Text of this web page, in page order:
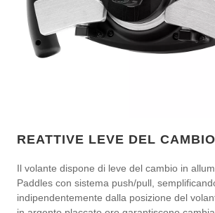
REATTIVE LEVE DEL
Il volante dispone di leve del cambio in
Paddles con sistema push/pull,
indipendentemente dalla posizione del